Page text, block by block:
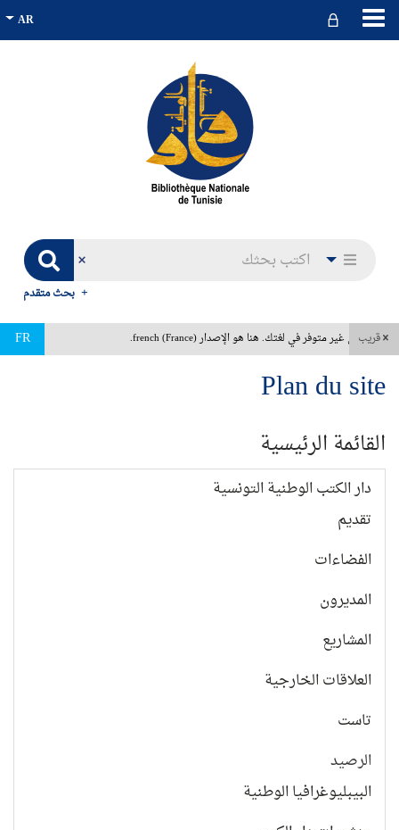
بحث متقدم
FR هذا المحتوى غير متوفر في لغتك. هنا هو الإصدار french (France).
قريب
Plan du site
القائمة الرئيسية
دار الكتب الوطنية التونسية
تقديم
الفضاءات
المديرون
المشاريع
العلاقات الخارجية
تاست
الرصيد
البيبليوغرافيا الوطنية